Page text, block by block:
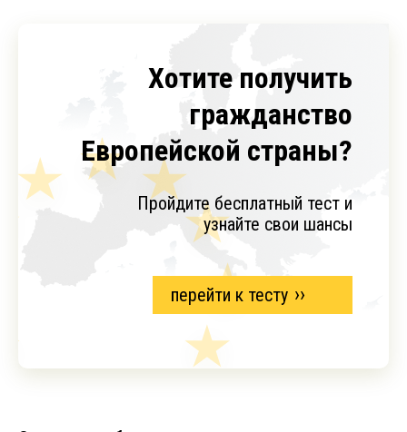
Хотите получить
гражданство
Европейской страны?
Пройдите бесплатный тест и
узнайте свои шансы
перейти к тесту